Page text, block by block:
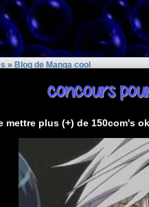
» Blog de Manga cool
concours
plus (+) de 150com's